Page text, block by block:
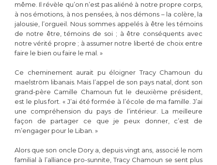
même. Il révèle qu’on n’est pas aliéné à notre propre corps,
à nos émotions, à nos pensées, à nos démons – la colère, la
jalousie, l’orgueil. Nous sommes appelés à être les témoins
de notre être, témoins de soi ; à être conséquents avec
notre vérité propre ; à assumer notre liberté de choix entre
faire le bien ou faire le mal. »
Ce cheminement aurait pu éloigner Tracy Chamoun du
maelström libanais. Mais l’appel de son pays natal, dont son
grand-père Camille Chamoun fut le deuxième président,
est le plus fort. « J’ai été formée à l’école de ma famille. J’ai
une compréhension du pays de l’intérieur. La meilleure
façon de partager ce que je peux donner, c’est de
m’engager pour le Liban. »
Alors que son oncle Dory a, depuis vingt ans, associé le nom
familial à l’alliance pro-sunnite, Tracy Chamoun se sent plus